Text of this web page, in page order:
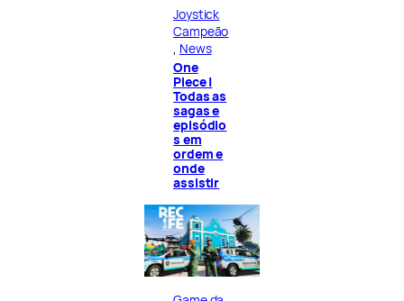
Joystick
Campeão
News
One
Piece |
Todas as
sagas e
episódio
s em
ordem e
onde
assistir